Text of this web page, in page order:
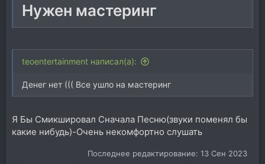
Нужен мастеринг
teoentertainment написал(а):
Денег нет ((( Все ушло на мастеринг
Я Бы Смикшировал Сначала Песню(звуки поменял бы
какие нибудь)-Очень некомфортно слушать
Последнее редактирование: 13 Сен 2023